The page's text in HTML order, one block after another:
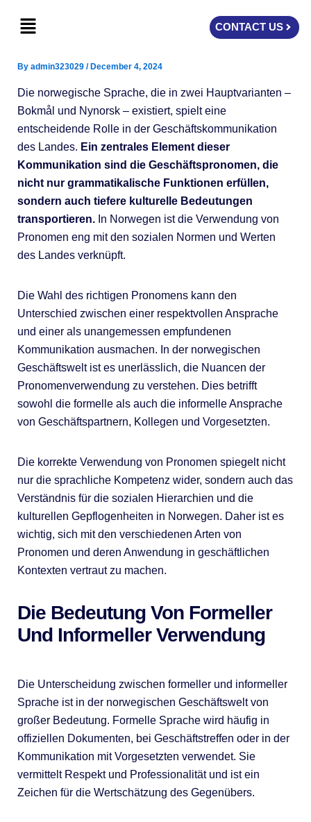
Menu CONTACT US
By admin323029 / December 4, 2024
Die norwegische Sprache, die in zwei Hauptvarianten –
Bokmål und Nynorsk – existiert, spielt eine
entscheidende Rolle in der Geschäftskommunikation
des Landes. Ein zentrales Element dieser
Kommunikation sind die Geschäftspronomen, die
nicht nur grammatikalische Funktionen erfüllen,
sondern auch tiefere kulturelle Bedeutungen
transportieren.In Norwegen ist die Verwendung von
Pronomen eng mit den sozialen Normen und Werten
des Landes verknüpft.
Die Wahl des richtigen Pronomens kann den
Unterschied zwischen einer respektvollen Ansprache
und einer als unangemessen empfundenen
Kommunikation ausmachen. In der norwegischen
Geschäftswelt ist es unerlässlich, die Nuancen der
Pronomenverwendung zu verstehen. Dies betrifft
sowohl die formelle als auch die informelle Ansprache
von Geschäftspartnern, Kollegen und Vorgesetzten.
Die korrekte Verwendung von Pronomen spiegelt nicht
nur die sprachliche Kompetenz wider, sondern auch das
Verständnis für die sozialen Hierarchien und die
kulturellen Gepflogenheiten in Norwegen. Daher ist es
wichtig, sich mit den verschiedenen Arten von
Pronomen und deren Anwendung in geschäftlichen
Kontexten vertraut zu machen.
Die Bedeutung Von Formeller
Und Informeller Verwendung
Die Unterscheidung zwischen formeller und informeller
Sprache ist in der norwegischen Geschäftswelt von
großer Bedeutung. Formelle Sprache wird häufig in
offiziellen Dokumenten, bei Geschäftstreffen oder in der
Kommunikation mit Vorgesetzten verwendet. Sie
vermittelt Respekt und Professionalität und ist ein
Zeichen für die Wertschätzung des Gegenübers.